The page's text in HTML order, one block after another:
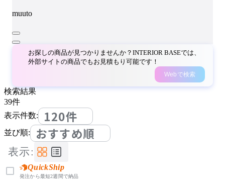
muuto
お探しの商品が見つかりませんか？INTERIOR BASEでは、
外部サイトの商品でもお見積もり可能です！
Webで検索
検索結果
39件
表示件数:
120件
並び順: おすすめ順
表示:
QuickShip
発注から最短2週間で納品